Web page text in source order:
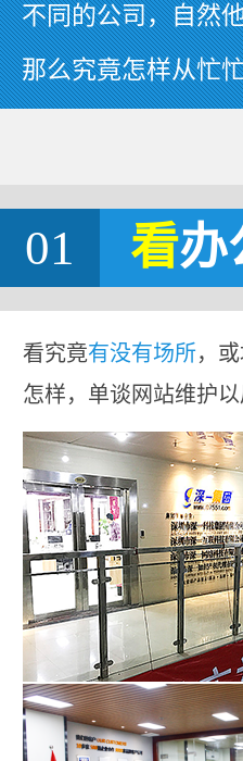
不同的公司，自然
那么究竟怎样从忙
01 看办
看究竟有没有场所，
怎样，单谈网站维护